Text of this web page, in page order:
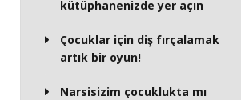
kütüphanenizde yer açın
Çocuklar için diş fırçalamak
artık bir oyun!
Narsisizim çocuklukta mı